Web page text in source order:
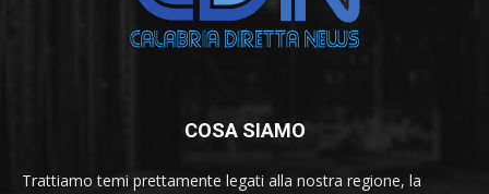
COSA SIAMO
Trattiamo temi prettamente legati alla nostra regione, la